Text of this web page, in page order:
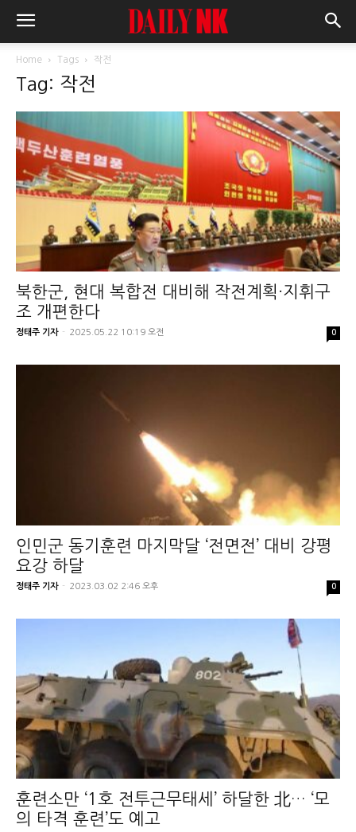
Home Tags 작전
Tag: 작전
북한군, 현대 복합전 대비해 작전계획·지휘구
조 개편한다
정태주 기자 - 2025.05.22 10:19 오전 0
인민군 동기훈련 마지막달 ‘전면전’ 대비 강평
요강 하달
정태주 기자 - 2023.03.02 2:46 오후 0
훈련소만 ‘1호 전투근무태세’ 하달한 北… ‘모
의 타격 훈련’도 예고